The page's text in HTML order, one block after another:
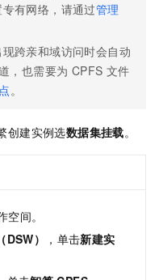
有网络，请通过管理
跨亲和域访问时会自动
，也需要为 CPFS 文件
。
创建实例选数据集挂载。
空间。
） ，单击新建实